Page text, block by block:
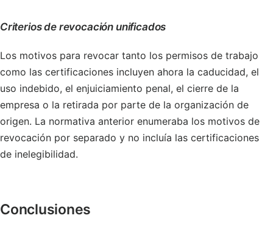
Criterios de revocación unificados
Los motivos para revocar tanto los permisos de trabajo
como las certificaciones incluyen ahora la caducidad, el
uso indebido, el enjuiciamiento penal, el cierre de la
empresa o la retirada por parte de la organización de
origen. La normativa anterior enumeraba los motivos de
revocación por separado y no incluía las certificaciones
de inelegibilidad.
Conclusiones